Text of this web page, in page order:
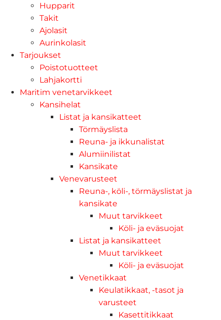
Hupparit
Takit
Ajolasit
Aurinkolasit
Tarjoukset
Poistotuotteet
Lahjakortti
Maritim venetarvikkeet
Kansihelat
Listat ja kansikatteet
Törmäyslista
Reuna- ja ikkunalistat
Alumiinilistat
Kansikate
Venevarusteet
Reuna-, köli-, törmäyslistat ja
kansikate
Muut tarvikkeet
Köli- ja eväsuojat
Listat ja kansikatteet
Muut tarvikkeet
Köli- ja eväsuojat
Venetikkaat
Keulatikkaat, -tasot ja
varusteet
Kasettitikkaat